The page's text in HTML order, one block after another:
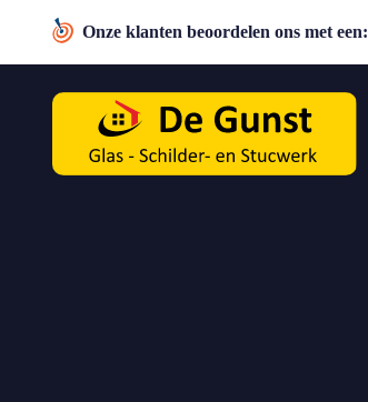
Onze klanten beoordelen ons met een: